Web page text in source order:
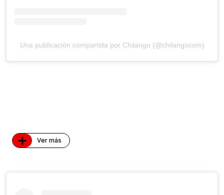
Una publicación compartida por Chilango (@chilangocom)
+ Ver más